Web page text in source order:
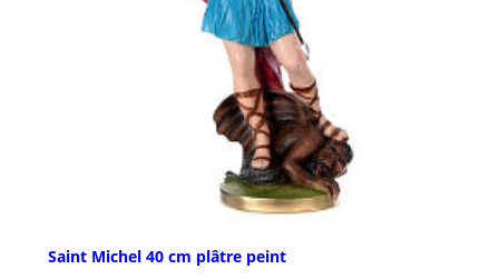
Saint Michel 40 cm plâtre peint